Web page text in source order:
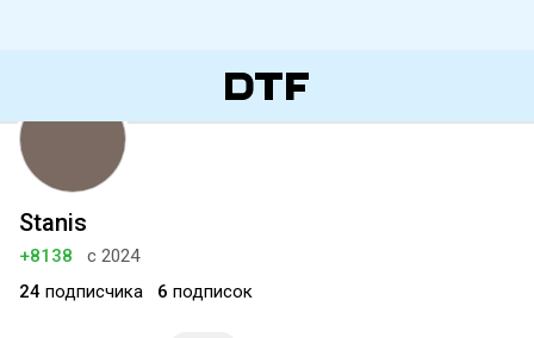
Stanis
+8138
с 2024
24 подписчика 6 подписок